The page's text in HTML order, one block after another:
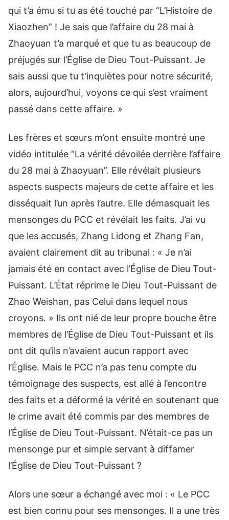
qui t’a ému si tu as été touché par “L’Histoire de
Xiaozhen” ! Je sais que l’affaire du 28 mai à
Zhaoyuan t’a marqué et que tu as beaucoup de
préjugés sur l’Église de Dieu Tout-Puissant. Je
sais aussi que tu t’inquiètes pour notre sécurité,
alors, aujourd’hui, voyons ce qui s’est vraiment
passé dans cette affaire. »
Les frères et sœurs m’ont ensuite montré une
vidéo intitulée “La vérité dévoilée derrière l’affaire
du 28 mai à Zhaoyuan”. Elle révélait plusieurs
aspects suspects majeurs de cette affaire et les
disséquait l’un après l’autre. Elle démasquait les
mensonges du PCC et révélait les faits. J’ai vu
que les accusés, Zhang Lidong et Zhang Fan,
avaient clairement dit au tribunal : « Je n’ai
jamais été en contact avec l’Église de Dieu Tout-
Puissant. L’État réprime le Dieu Tout-Puissant de
Zhao Weishan, pas Celui dans lequel nous
croyons. » Ils ont nié de leur propre bouche être
membres de l’Église de Dieu Tout-Puissant et ils
ont dit qu’ils n’avaient aucun rapport avec
l’Église. Mais le PCC n’a pas tenu compte du
témoignage des suspects, est allé à l’encontre
des faits et a déformé la vérité en soutenant que
le crime avait été commis par des membres de
l’Église de Dieu Tout-Puissant. N’était-ce pas un
mensonge pur et simple servant à diffamer
l’Église de Dieu Tout-Puissant ?
Alors une sœur a échangé avec moi : « Le PCC
est bien connu pour ses mensonges. Il a une très